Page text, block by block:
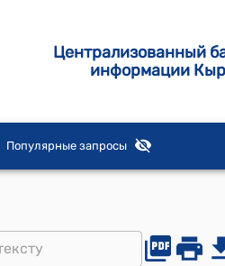
Централизованный
информации
Популярные запросы